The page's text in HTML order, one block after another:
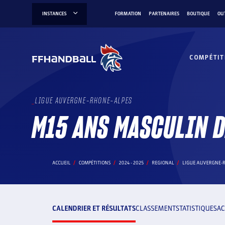
INSTANCES FORMATION PARTENAIRES BOUTIQUE
LIGUE AUVERGNE-RHONE-ALPES
M15 ANS MASCULIN
ACCUEIL COMPÉTITIONS 2024 - 2025 REGIONAL LIGUE AUVERGNE-
CALENDRIER ET RÉSULTATSCLASSEMENTSTATISTIQUES